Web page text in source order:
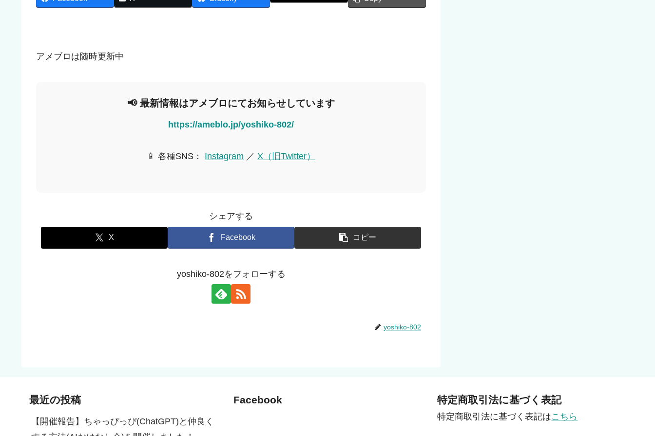
アメブロは随時更新中
📢 最新情報はアメブロにてお知らせしています
https://ameblo.jp/yoshiko-802/
📱 各種SNS： Instagram ／ X（旧Twitter）
シェアする
X Facebook コピー
yoshiko-802をフォローする
yoshiko-802
最近の投稿
【開催報告】ちゃっぴっぴ(ChatGPT)と仲良く
Facebook 特定商取引法に基づく表記
特定商取引法に基づく表記はこちら